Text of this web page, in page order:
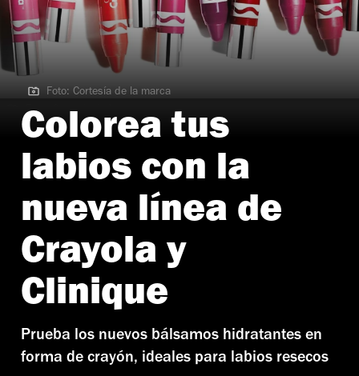
Foto: Cortesía de la marca
Foto: Cortesía de la marca
Colorea tus
labios con la
nueva línea de
Crayola y
Clinique
Prueba los nuevos bálsamos hidratantes en
forma de crayón, ideales para labios resecos